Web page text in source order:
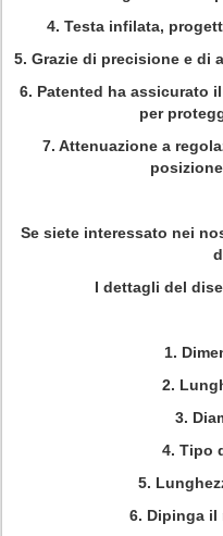
4. Testa infilata,
5. Grazie di precisione e di
6. Patented ha assicurato
per
7. Attenuazione a
Se siete interessato nei
I dettagli del
1.
2.
3.
4. Tipo
5.
6. Dipinga il